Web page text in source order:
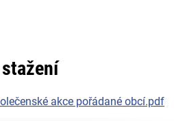
akce pořádané obcí.pdf